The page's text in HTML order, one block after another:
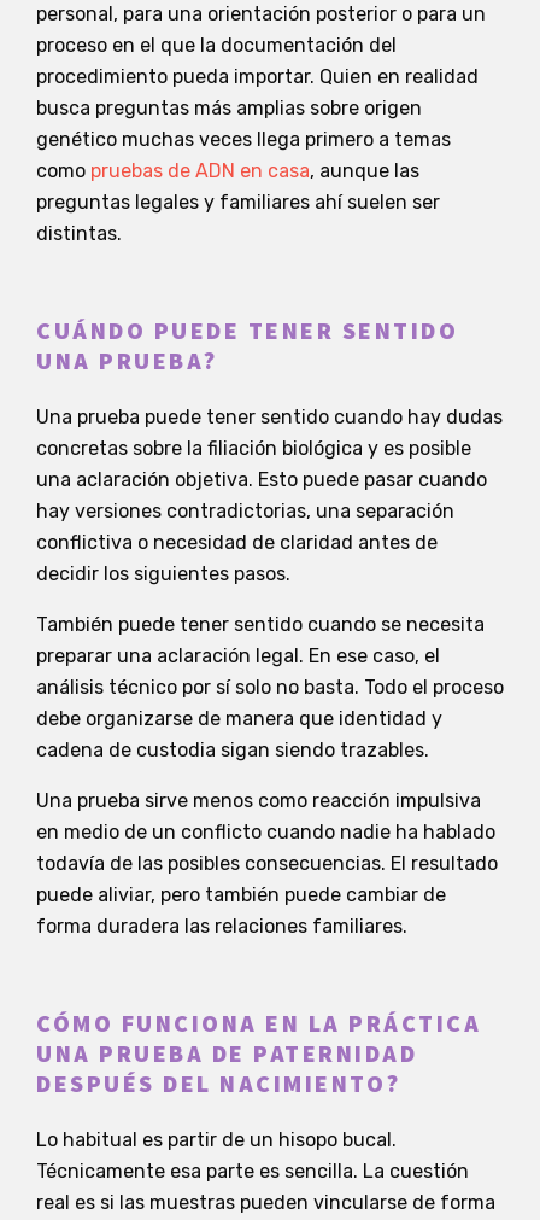
personal, para una orientación posterior o para un
proceso en el que la documentación del
procedimiento pueda importar. Quien en realidad
busca preguntas más amplias sobre origen
genético muchas veces llega primero a temas
como pruebas de ADN en casa, aunque las
preguntas legales y familiares ahí suelen ser
distintas.
CUÁNDO PUEDE TENER SENTIDO
UNA PRUEBA?
Una prueba puede tener sentido cuando hay dudas
concretas sobre la filiación biológica y es posible
una aclaración objetiva. Esto puede pasar cuando
hay versiones contradictorias, una separación
conflictiva o necesidad de claridad antes de
decidir los siguientes pasos.
También puede tener sentido cuando se necesita
preparar una aclaración legal. En ese caso, el
análisis técnico por sí solo no basta. Todo el proceso
debe organizarse de manera que identidad y
cadena de custodia sigan siendo trazables.
Una prueba sirve menos como reacción impulsiva
en medio de un conflicto cuando nadie ha hablado
todavía de las posibles consecuencias. El resultado
puede aliviar, pero también puede cambiar de
forma duradera las relaciones familiares.
CÓMO FUNCIONA EN LA PRÁCTICA
UNA PRUEBA DE PATERNIDAD
DESPUÉS DEL NACIMIENTO?
Lo habitual es partir de un hisopo bucal.
Técnicamente esa parte es sencilla. La cuestión
real es si las muestras pueden vincularse de forma